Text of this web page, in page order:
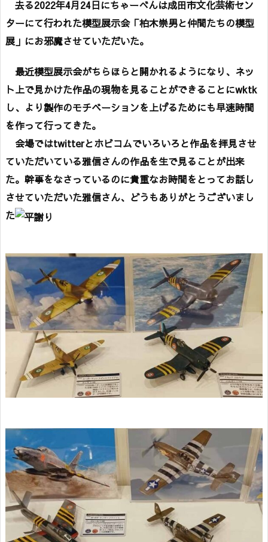
去る2022年4月24日にちゃーべんは成田市文化芸術セン
ターにて行われた模型展示会「柏木崇男と仲間たちの模型
展」にお邪魔させていただいた。
最近模型展示会がちらほらと開かれるようになり、ネッ
ト上で見かけた作品の現物を見ることができることにwktk
し、より製作のモチベーションを上げるためにも早速時間
を作って行ってきた。
会場ではtwitterとホビコムでいろいろと作品を拝見させ
ていただいている雅信さんの作品を生で見ることが出来
た。幹事をなさっているのに貴重なお時間をとってお話し
させていただいた雅信さん、どうもありがとうございまし
た